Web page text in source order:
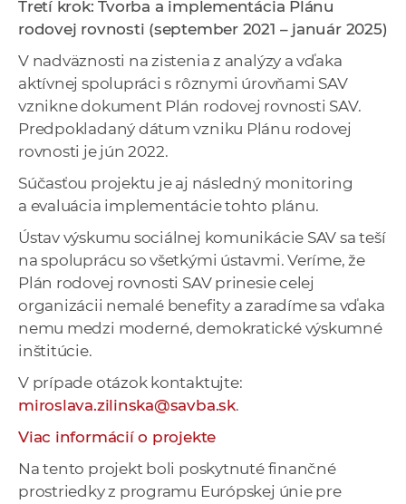
Tretí krok: Tvorba a implementácia Plánu
rodovej rovnosti (september 2021 – január 2025)
V nadväznosti na zistenia z analýzy a vďaka
aktívnej spolupráci s rôznymi úrovňami SAV
vznikne dokument Plán rodovej rovnosti SAV.
Predpokladaný dátum vzniku Plánu rodovej
rovnosti je jún 2022.
Súčasťou projektu je aj následný monitoring
a evaluácia implementácie tohto plánu.
Ústav výskumu sociálnej komunikácie SAV sa teší
na spoluprácu so všetkými ústavmi. Veríme, že
Plán rodovej rovnosti SAV prinesie celej
organizácii nemalé benefity a zaradíme sa vďaka
nemu medzi moderné, demokratické výskumné
inštitúcie.
V prípade otázok kontaktujte:
miroslava.zilinska@savba.sk.
Viac informácií o projekte
Na tento projekt boli poskytnuté finančné
prostriedky z programu Európskej únie pre